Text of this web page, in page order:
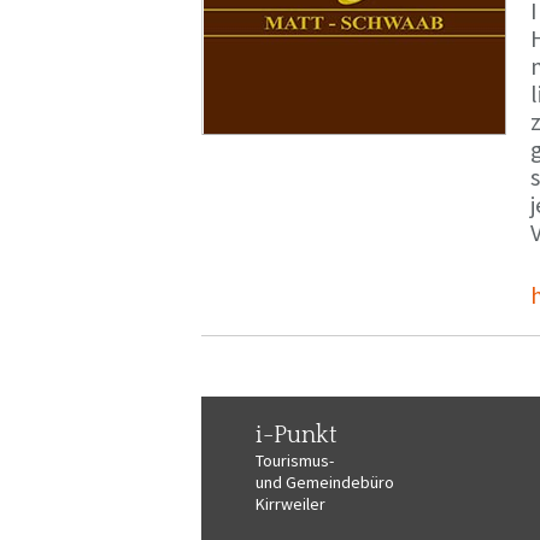
i-Punkt
Tourismus-
und Gemeindebüro
Kirrweiler